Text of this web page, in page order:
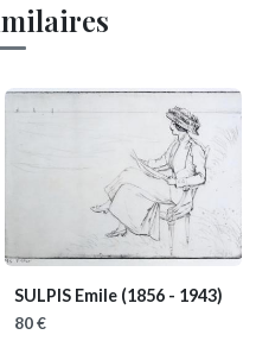
SULPIS Emile (1856 - 1943)
80 €